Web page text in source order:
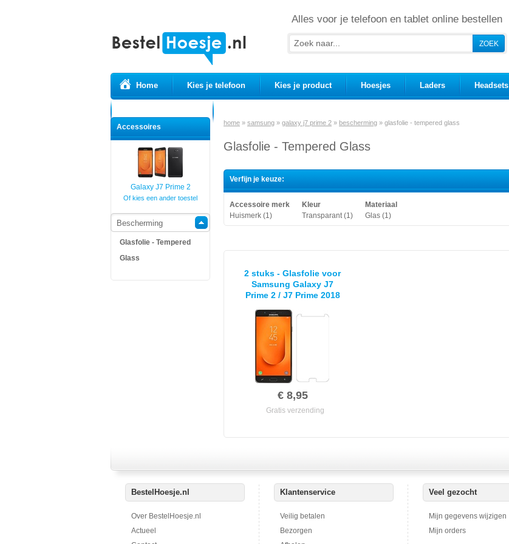
Alles voor je telefoon en tablet online bestellen
Home Kies je telefoon Kies je product Hoesjes Laders Headsets
Accessoires
Galaxy J7 Prime 2
Of kies een ander toestel
Bescherming
Glasfolie - Tempered
Glass
home » samsung » galaxy j7 prime 2 » bescherming » glasfolie - tempered glass
Glasfolie - Tempered Glass
Verfijn je keuze:
Accessoire merk
Huismerk (1)
Kleur
Transparant (1)
Materiaal
Glas (1)
2 stuks - Glasfolie voor
Samsung Galaxy J7
Prime 2 / J7 Prime 2018
€ 8,95
Gratis verzending
BestelHoesje.nl
Over BestelHoesje.nl
Actueel
Klantenservice
Veilig betalen
Bezorgen
Veel gezocht
Mijn gegevens wijzigen
Mijn orders